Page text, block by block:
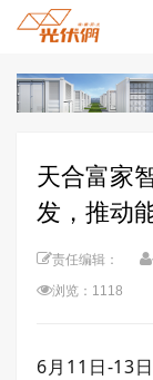
天合富家
发，推动
责任编辑：
浏览：1118
6月 11 日-13